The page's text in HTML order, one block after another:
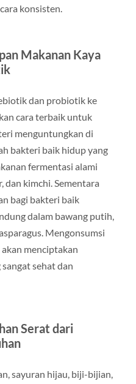
konsisten.
Makanan Kaya
dan probiotik ke
cara terbaik untuk
menguntungkan di
bakteri baik hidup yang
fermentasi alami
dan kimchi. Sementara
bagi bakteri baik
dalam bawang putih,
Mengonsumsi
menciptakan
sehat dan
Serat dari
sayuran hijau, biji-bijian,